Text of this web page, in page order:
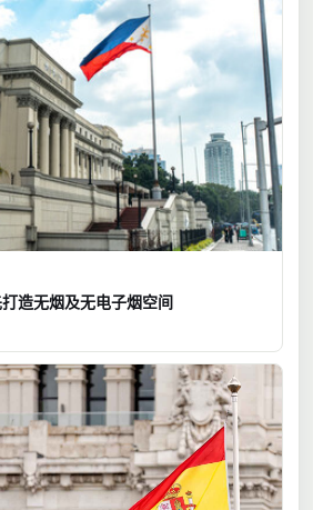
造无烟及无电子烟空间